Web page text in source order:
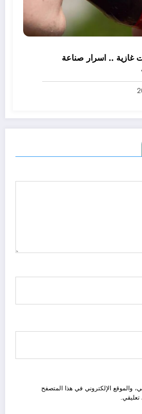
غازية .. اسرار صناعة
والموقع الإلكتروني في هذا المتصفح
تعليقي.